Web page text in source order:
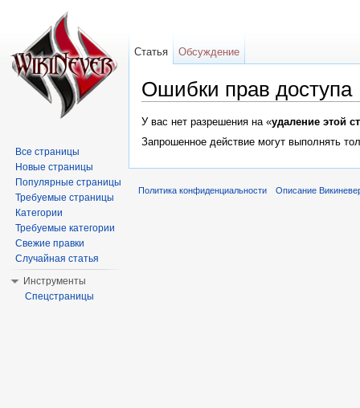
Ошибки прав доступа
У вас нет разрешения на «удаление этой
Запрошенное действие могут выполнять
Статья Обсуждение
Все страницы
Новые страницы
Популярные страницы
Требуемые страницы
Категории
Требуемые категории
Свежие правки
Случайная статья
Инструменты
Спецстраницы
Политика конфиденциальности Описание